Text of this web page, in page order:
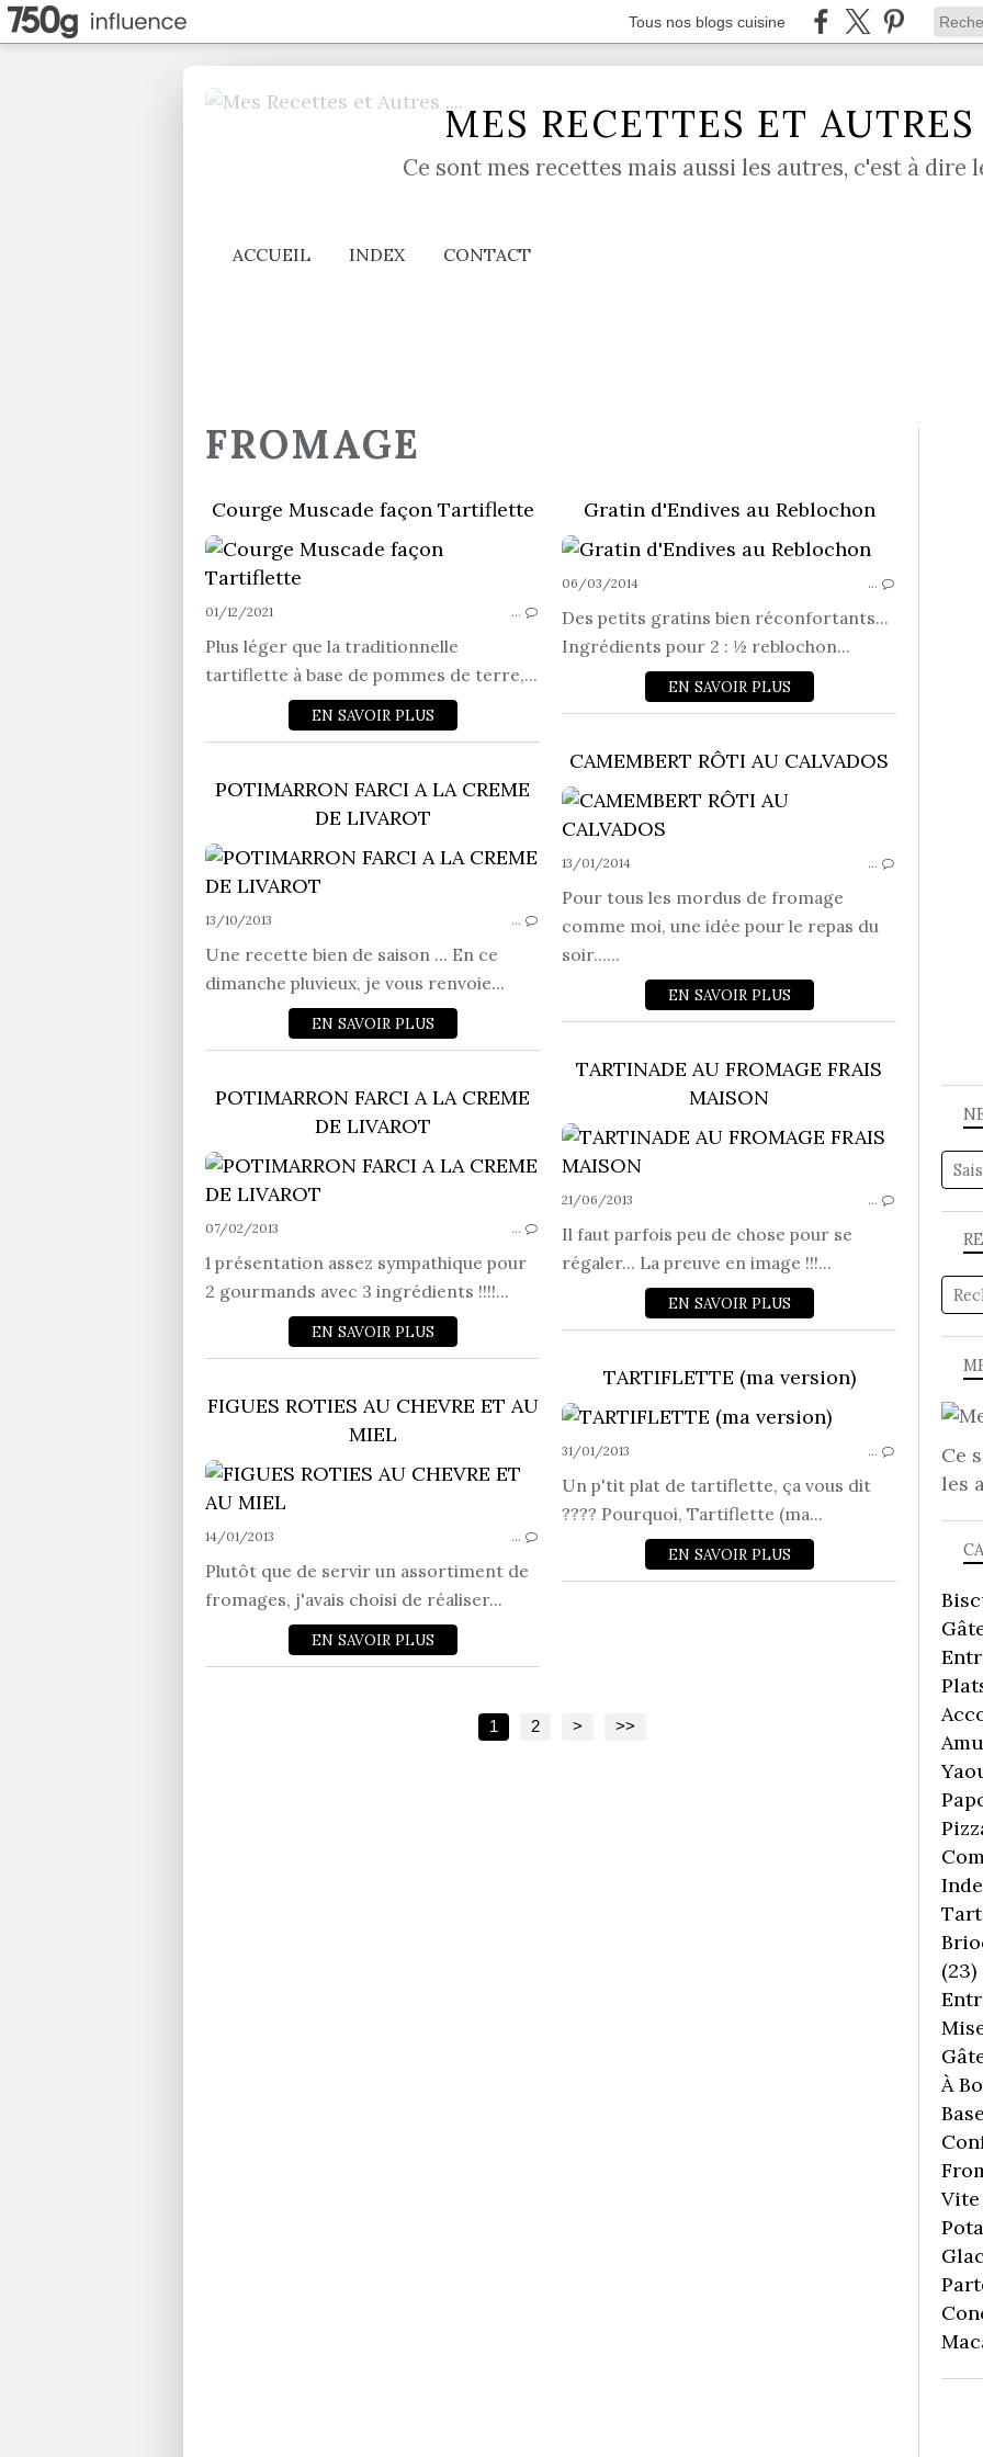
Tous nos blogs cuisine
MES RECETTES ET AUTRES
Ce sont mes recettes mais aussi les autres, c'est à dire
ACCUEIL INDEX CONTACT
FROMAGE
Courge Muscade façon Tartiflette
FROMAGE
01/12/2021 …
Plus léger que la traditionnelle
tartiflette à base de pommes de terre,...
EN SAVOIR PLUS
Gratin d'Endives au Reblochon
06/03/2014 …
Des petits gratins bien réconfortants...
Ingrédients pour 2 : ½ reblochon...
EN SAVOIR PLUS
CAMEMBERT RÔTI AU CALVADOS
13/01/2014 …
Pour tous les mordus de fromage
comme moi, une idée pour le repas du
soir......
EN SAVOIR PLUS
POTIMARRON FARCI A LA CREME
DE LIVAROT
13/10/2013 …
Une recette bien de saison ... En ce
dimanche pluvieux, je vous renvoie...
EN SAVOIR PLUS
TARTINADE AU FROMAGE FRAIS
MAISON
21/06/2013 …
Il faut parfois peu de chose pour se
régaler... La preuve en image !!!...
EN SAVOIR PLUS
POTIMARRON FARCI A LA CREME
DE LIVAROT
07/02/2013 …
1 présentation assez sympathique pour
2 gourmands avec 3 ingrédients !!!!...
EN SAVOIR PLUS
TARTIFLETTE (ma version)
31/01/2013 …
Un p'tit plat de tartiflette, ça vous dit
???? Pourquoi, Tartiflette (ma...
EN SAVOIR PLUS
FIGUES ROTIES AU CHEVRE ET AU
MIEL
FROMAGE
14/01/2013 …
Plutôt que de servir un assortiment de
fromages, j'avais choisi de réaliser...
EN SAVOIR PLUS
1 2 > >>
Ce
les
(23)
À
Vite